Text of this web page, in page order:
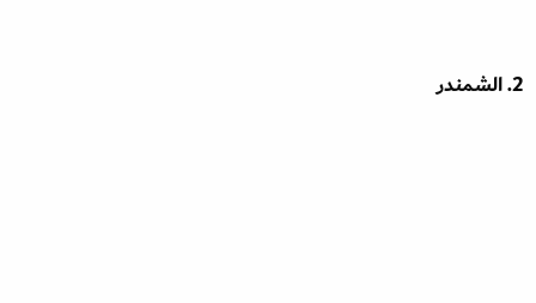
2. الشمندر